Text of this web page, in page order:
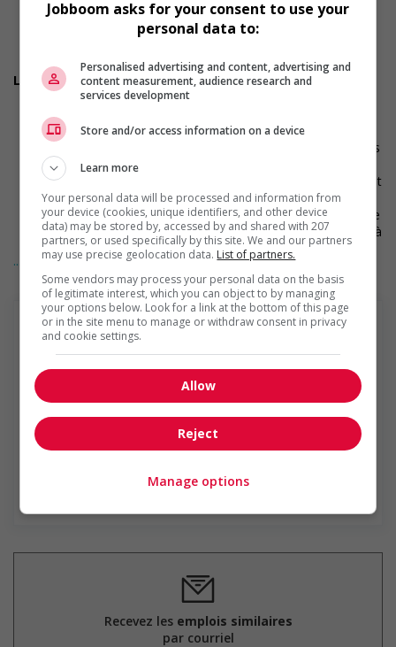
de vente en participant aux sessions de formation
disponibles
Toutes autres tâches connexes assurant le bon
Les compétences recherchées :
Des compétences de vente efficaces et un engagement à
fournir un excellent service à la clientèle sont essentiels
De bonnes aptitudes à la communication et aux relations
interpersonnelles sont nécessaires pour évaluer les besoins
des clients et formuler des recommandations
Une certaine expérience dans un rôle axé sur la clientèle est
requise
La capacité à effectuer des tâches impliquant de s'étirer, de
se pencher, de soulever et de porter des produits moyens à
lourds est requise
Si vous êtes sélectionné pour une entrevue, veuillez informer
notre équipe en magasin pour vos besoins d'aménagements
durant le processus d'entrevue. Nous ferons le maximum afin
de répondre à vos besoins en matière d'accessibilité.
RONA est déterminée à encourager la diversité et l’inclusion.
Nous étudions la demande d’emploi de l’ensemble des
candidat(e)s qualifié(e)s, sans égard à leur race, couleur,
religion, orientation sexuelle, genre, nationalité d’origine, âge,
handicap ou tout autre statut protégé.
... Lire la suite
RONA inc.
RONA inc. est un chef de file du secteur de la rénovation
résidentielle au Canada dont le siège social est établi à
Boucherville, au Québec. Le réseau RONA exploite ou
dessert quelque 425 magasins corporatifs et affiliés sous
Recevez les emplois similaires
par courriel
Jobboom asks for your consent to use your
personal data to:
Personalised advertising and content, advertising and
content measurement, audience research and
services development
Store and/or access information on a device
Learn more
Your personal data will be processed and information from
your device (cookies, unique identifiers, and other device
data) may be stored by, accessed by and shared with 207
partners, or used specifically by this site. We and our partners
may use precise geolocation data. List of partners.
Some vendors may process your personal data on the basis
of legitimate interest, which you can object to by managing
your options below. Look for a link at the bottom of this page
or in the site menu to manage or withdraw consent in privacy
and cookie settings.
Allow
Reject
Manage options